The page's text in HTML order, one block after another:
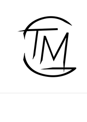
springen